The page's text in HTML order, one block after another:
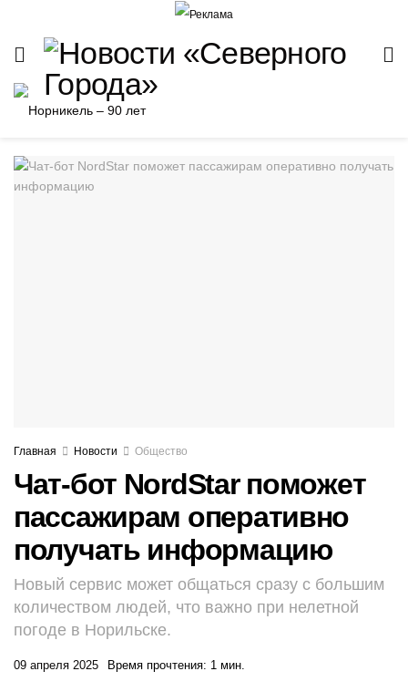
Главная Новости Общество
Чат-бот NordStar поможет
пассажирам оперативно
получать информацию
Новый сервис может общаться сразу с большим
количеством людей, что важно при нелетной
погоде в Норильске.
09 апреля 2025 Время прочтения: 1 мин.